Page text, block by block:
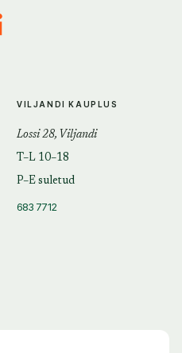
VILJANDI KAUPLUS
Lossi 28, Viljandi
T–L 10–18
P–E suletud
683 7712